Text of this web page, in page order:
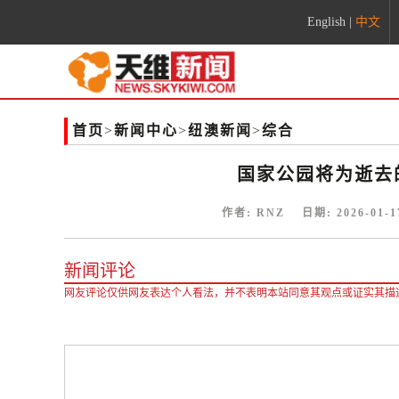
English 中文
首页>新闻中心>纽澳新闻 >综合
国家公园将为逝
作者: RNZ 日期: 2026-01-
新闻评论
网友评论仅供网友表达个人看法，并不表明本站同意其观点或证实其描